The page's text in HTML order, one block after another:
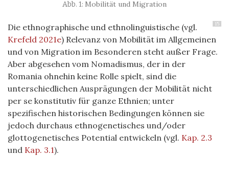
Mobilität und Migration
15
Die ethnographische und ethnolinguistische (vgl.
Krefeld 2021e) Relevanz von Mobilität im Allgemeinen
und von Migration im Besonderen steht außer Frage.
Aber abgesehen vom Nomadismus, der in der
Romania ohnehin keine Rolle spielt, sind die
unterschiedlichen Ausprägungen der Mobilität nicht
per se konstitutiv für ganze Ethnien; unter
spezifischen historischen Bedingungen können sie
jedoch durchaus ethnogenetisches und/oder
glottogenetisches Potential entwickeln (vgl. Kap. 2.3
und Kap. 3.1).